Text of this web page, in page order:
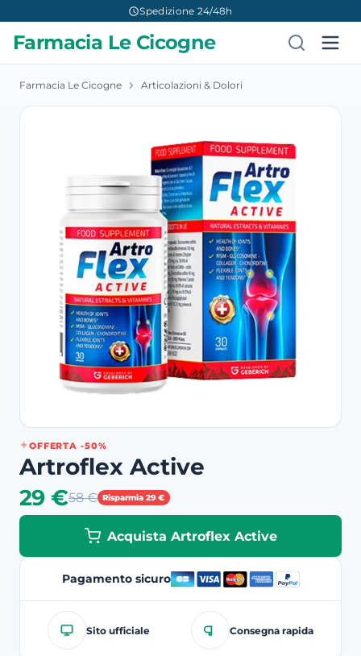
Spedizione 24/48h
Farmacia Le Cicogne
Farmacia Le Cicogne Articolazioni & Dolori
OFFERTA -50%
Artroflex Active
29 €58 € Risparmia 29 €
Acquista Artroflex Active
Pagamento sicuro
Sito ufficiale Consegna rapida